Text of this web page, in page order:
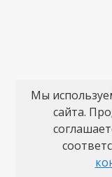
Мы
сайта.